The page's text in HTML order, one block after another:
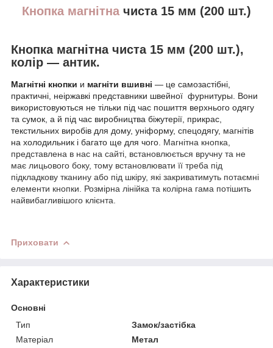
Кнопка магнітна чиста 15 мм (200 шт.)
Кнопка магнітна чиста 15 мм (200 шт.),
колір — антик.
Магнітні кнопки и магніти вшивні — це самозастібні,
практичні, неіржавкі представники швейної фурнитуры. Вони
використовуються не тільки під час пошиття верхнього одягу
та сумок, а й під час виробництва біжутерії, прикрас,
текстильних виробів для дому, уніформу, спецодягу, магнітів
на холодильник і багато ще для чого. Магнітна кнопка,
представлена в нас на сайті, встановлюється вручну та не
має лицьового боку, тому встановлювати її треба під
підкладкову тканину або під шкіру, які закриватимуть потаємні
елементи кнопки. Розмірна лінійка та колірна гама потішить
найвибагливішого клієнта.
Приховати
Характеристики
Основні
Тип
Замок/застібка
Матеріал
Метал